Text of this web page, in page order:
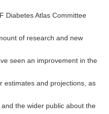
Diabetes Atlas Committee
of research and new
seen an improvement in the
estimates and projections, as
the wider public about the